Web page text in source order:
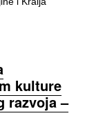
kulture
razvoja –